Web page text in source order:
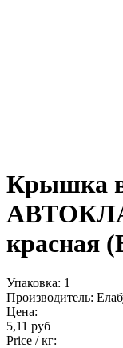
Крышка
красная
Упаковка: 1
Производитель:
Цена:
5,11 руб
Price / кг: